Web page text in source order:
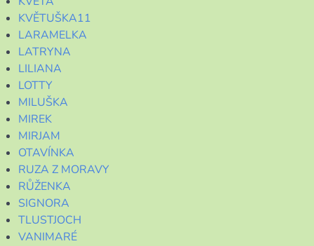
KVĚTUŠKA11
LARAMELKA
LATRYNA
LILIANA
LOTTY
MILUŠKA
MIREK
MIRJAM
OTAVÍNKA
RUZA Z MORAVY
RŮŽENKA
SIGNORA
TLUSTJOCH
VANIMARÉ